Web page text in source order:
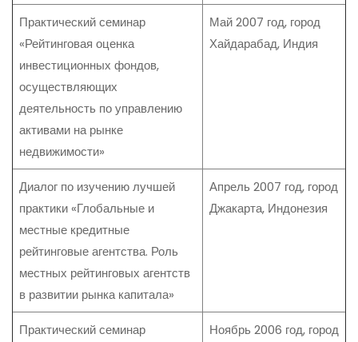
Практический семинар
«Рейтинговая оценка
инвестиционных фондов,
осуществляющих
деятельность по управлению
активами на рынке
недвижимости»
Май 2007 год, город
Хайдарабад, Индия
Диалог по изучению лучшей
практики «Глобальные и
местные кредитные
рейтинговые агентства. Роль
местных рейтинговых агентств
в развитии рынка капитала»
Апрель 2007 год, город
Джакарта, Индонезия
Практический семинар
Ноябрь 2006 год, город